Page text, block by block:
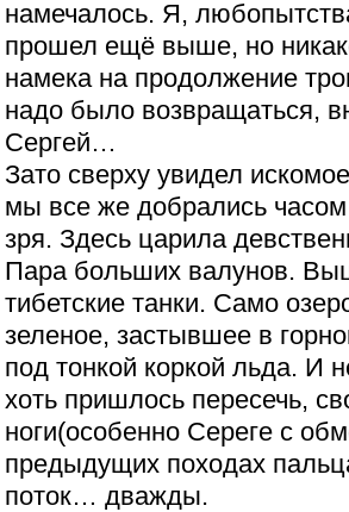
намечалось. Я,
прошел ещё выше, но
намека на продолжение
надо было возвращаться,
Сергей…
Зато сверху увидел
мы все же добрались
зря. Здесь царила
Пара больших валунов.
тибетские танки. Само
зеленое, застывшее в
под тонкой коркой льда. И
хоть пришлось пересечь,
ноги(особенно Сереге с
предыдущих походах
поток… дважды.